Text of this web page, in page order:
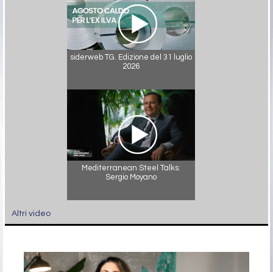
siderweb TG. Edizione del 31 luglio
2026
Mediterranean Steel Talks:
Sergio Moyano
Altri video